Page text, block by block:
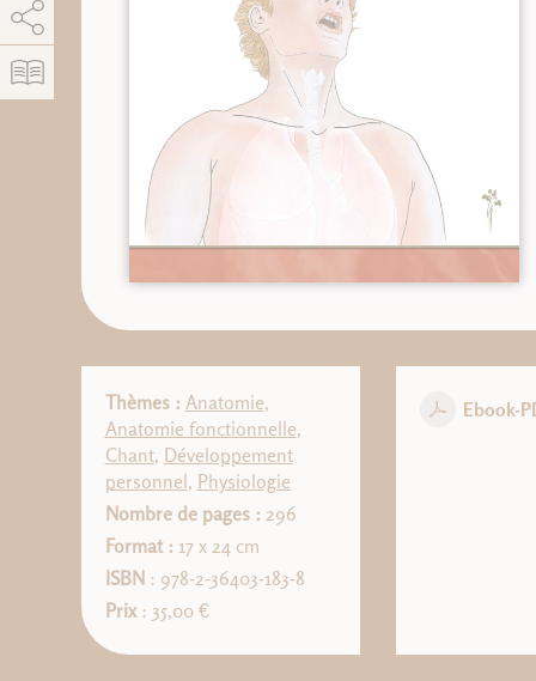
Thèmes : Anatomie,
Anatomie fonctionnelle,
Chant, Développement
personnel , Physiologie
Nombre de pages : 296
Format : 17 x 24 cm
ISBN : 978-2-36403-183-8
Prix: 35,00 €
Ebook-
Autoriser